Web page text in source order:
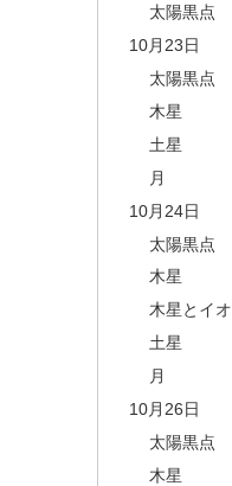
太陽黒点
10月23日
太陽黒点
木星
土星
月
10月24日
太陽黒点
木星
木星とイオ
土星
月
10月26日
太陽黒点
木星